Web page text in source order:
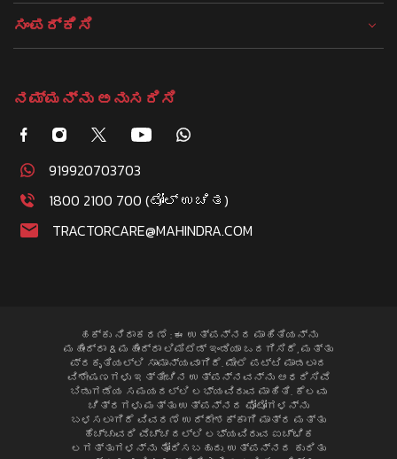
ಸಂಪರ್ಕಿಸಿ
ನಮ್ಮನ್ನು ಅನುಸರಿಸಿ
919920703703
1800 2100 700 (ಟೋಲ್ ಉಚಿತ)
TRACTORCARE@MAHINDRA.COM
ಹಕ್ಕು ನಿರಾಕರಣೆ : ಈ ಉತ್ಪನ್ನದ ಮಾಹಿತಿಯನ್ನು
ಮಹೀಂದ್ರಾ & ಮಹೀಂದ್ರಾ ಲಿಮಿಟೆಡ್ ಇಂಡಿಯಾ ಒದಗಿಸಿದೆ, ಮತ್ತು
ಪ್ರಕೃತಿಯಲ್ಲಿ ಸಾಮಾನ್ಯವಾಗಿದೆ. ಮೇಲೆ ಪಟ್ಟಿ ಮಾಡಲಾದ
ವಿಶೇಷಣಗಳು ಇತ್ತೀಚಿನ ಉತ್ಪನ್ನವನ್ನು ಆಧರಿಸಿವೆ
ಬಿಡುಗಡೆಯ ಸಮಯದಲ್ಲಿ ಲಭ್ಯವಿರುವ ಮಾಹಿತಿ. ಕೆಲವು
ಚಿತ್ರಗಳು ಮತ್ತು ಉತ್ಪನ್ನದ ಫೋಟೋಗಳನ್ನು
ಬಳಸಲಾಗಿದೆ ವಿವರಣೆ ಉದ್ದೇಶಕ್ಕಾಗಿ ಮಾತ್ರ ಮತ್ತು
ಹೆಚ್ಚುವರಿ ವೆಚ್ಚದಲ್ಲಿ ಲಭ್ಯವಿರುವ ಐಚ್ಛಿಕ
ಲಗತ್ತುಗಳನ್ನು ತೋರಿಸಬಹುದು. ಉತ್ಪನ್ನದ ಕುರಿತು